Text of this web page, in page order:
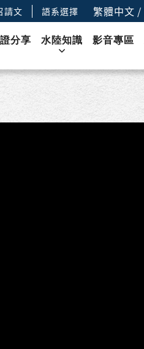
請文 語系選擇 繁體中文 /
分享 水陸知識 影音專區